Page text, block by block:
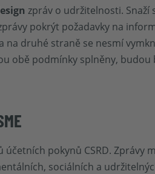
zpráv o udržitelnosti. Snaží
pokrýt požadavky na
druhé straně se nesmí
obě podmínky splněny,
účetních pokynů CSRD. Zprávy
sociálních a